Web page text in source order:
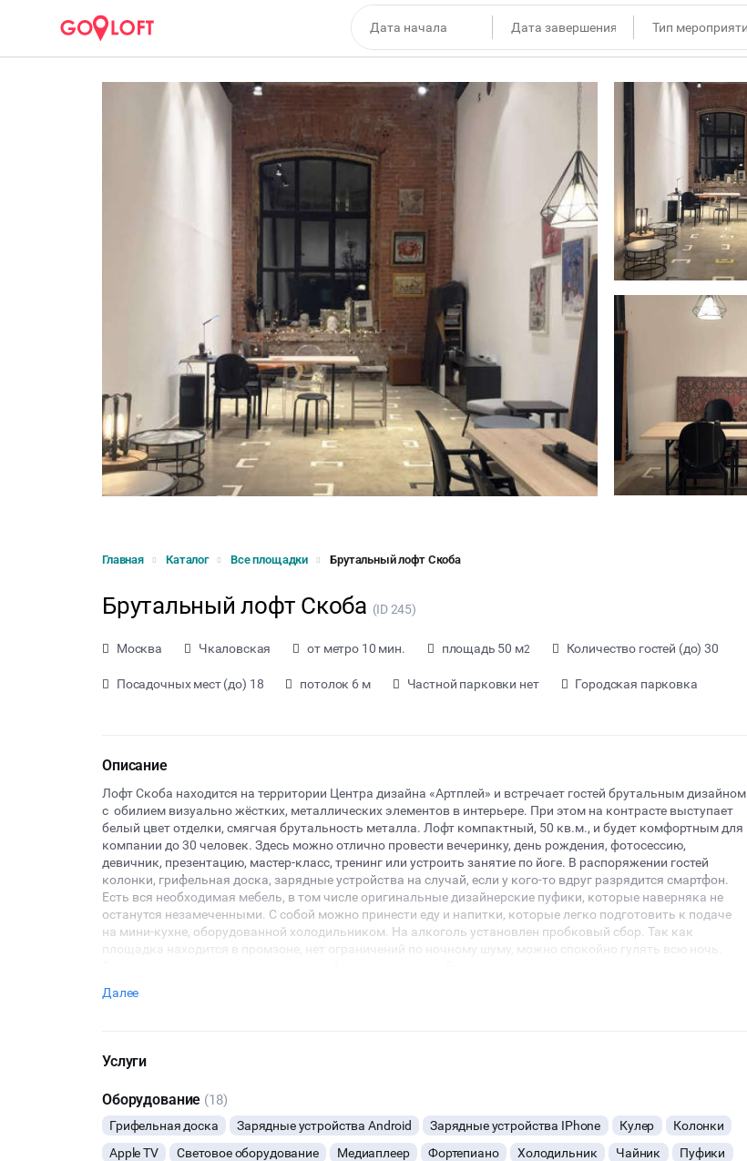
Главная Каталог Все площадки Брутальный лофт Скоба
Брутальный лофт Скоба (ID 245)
Москва Чкаловская от метро 10 мин. площадь 50 м2 Количество гостей (до) 30
Посадочных мест (до) 18 потолок 6 м Частной парковки нет Городская парковка
Описание
Лофт Скоба находится на территории Центра дизайна «Артплей» и встречает гостей брутальным дизайном
с обилием визуально жёстких, металлических элементов в интерьере. При этом на контрасте выступает
белый цвет отделки, смягчая брутальность металла. Лофт компактный, 50 кв.м., и будет комфортным для
компании до 30 человек. Здесь можно отлично провести вечеринку, день рождения, фотосессию,
девичник, презентацию, мастер-класс, тренинг или устроить занятие по йоге. В распоряжении гостей
колонки, грифельная доска, зарядные устройства на случай, если у кого-то вдруг разрядится смартфон.
Есть вся необходимая мебель, в том числе оригинальные дизайнерские пуфики, которые наверняка не
останутся незамеченными. С собой можно принести еду и напитки, которые легко подготовить к подаче
на мини-кухне, оборудованной холодильником. На алкоголь установлен пробковый сбор. Так как
площадка находится в промзоне, нет ограничений по ночному шуму, можно спокойно гулять всю ночь.
Вы хотите провести своё мероприятие здесь, забронируйте его на нужную дату, и мы с радостью поможем
Далее
Услуги
Оборудование (18)
Грифельная доска Зарядные устройства Android Зарядные устройства IPhone Кулер
Колонки
Apple TV
Световое оборудование Медиаплеер Фортепиано Холодильник Чайник
Пуфики